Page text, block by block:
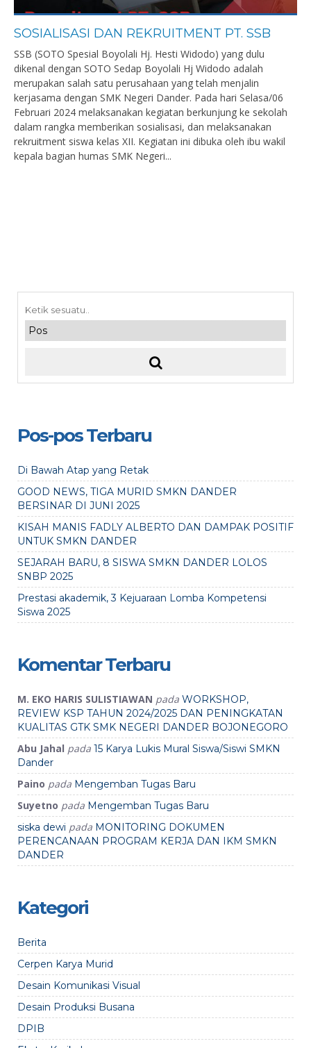
SOSIALISASI DAN REKRUITMENT PT. SSB
SSB (SOTO Spesial Boyolali Hj. Hesti Widodo) yang dulu
dikenal dengan SOTO Sedap Boyolali Hj Widodo adalah
merupakan salah satu perusahaan yang telah menjalin
kerjasama dengan SMK Negeri Dander. Pada hari Selasa/06
Februari 2024 melaksanakan kegiatan berkunjung ke sekolah
dalam rangka memberikan sosialisasi, dan melaksanakan
rekruitment siswa kelas XII. Kegiatan ini dibuka oleh ibu wakil
kepala bagian humas SMK Negeri...
Pos-pos Terbaru
Di Bawah Atap yang Retak
GOOD NEWS, TIGA MURID SMKN DANDER
BERSINAR DI JUNI 2025
KISAH MANIS FADLY ALBERTO DAN DAMPAK POSITIF
UNTUK SMKN DANDER
SEJARAH BARU, 8 SISWA SMKN DANDER LOLOS
SNBP 2025
Prestasi akademik, 3 Kejuaraan Lomba Kompetensi
Siswa 2025
Komentar Terbaru
M. EKO HARIS SULISTIAWAN pada WORKSHOP,
REVIEW KSP TAHUN 2024/2025 DAN PENINGKATAN
KUALITAS GTK SMK NEGERI DANDER BOJONEGORO
Abu Jahal pada 15 Karya Lukis Mural Siswa/Siswi SMKN
Dander
Paino pada Mengemban Tugas Baru
Suyetno pada Mengemban Tugas Baru
siska dewi pada MONITORING DOKUMEN
PERENCANAAN PROGRAM KERJA DAN IKM SMKN
DANDER
Kategori
Berita
Cerpen Karya Murid
Desain Komunikasi Visual
Desain Produksi Busana
DPIB